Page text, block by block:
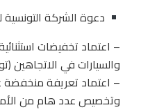
دعوة الشركة التونسية
– اعتماد تخفيضات
والسيارات في الاتجاهين
– اعتماد تعريفة
وتخصيص عدد هام من